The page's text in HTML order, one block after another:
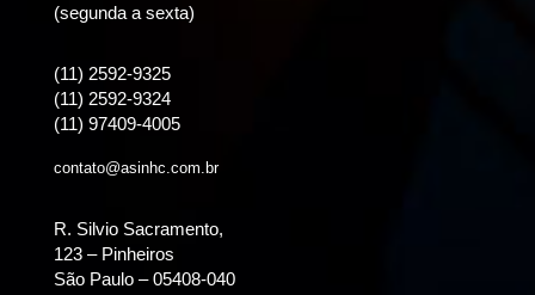
(segunda a sexta)
(11) 2592-9325
(11) 2592-9324
(11) 97409-4005
contato@asinhc.com.br
R. Silvio Sacramento,
123 – Pinheiros
São Paulo – 05408-040